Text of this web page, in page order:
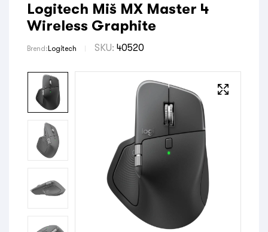
Logitech Miš MX Master 4
Wireless Graphite
Brend: Logitech SKU: 40520